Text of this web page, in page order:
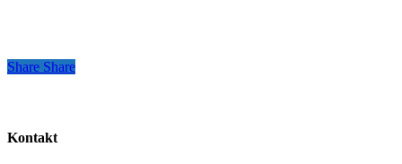
Share
Share Share
Kontakt